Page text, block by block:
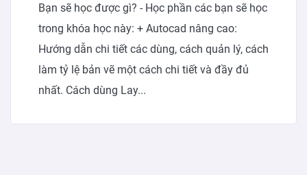
Bạn sẽ học được gì? - Học phần các bạn sẽ học
trong khóa học này: + Autocad nâng cao:
Hướng dẫn chi tiết các dùng, cách quản lý, cách
làm tỷ lệ bản vẽ một cách chi tiết và đầy đủ
nhất. Cách dùng Lay...